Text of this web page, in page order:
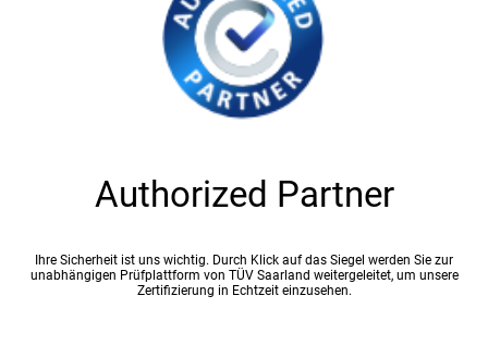
Authorized Partner
Ihre Sicherheit ist uns wichtig. Durch Klick auf das Siegel werden Sie zur
unabhängigen Prüfplattform von TÜV Saarland weitergeleitet, um unsere
Zertifizierung in Echtzeit einzusehen.